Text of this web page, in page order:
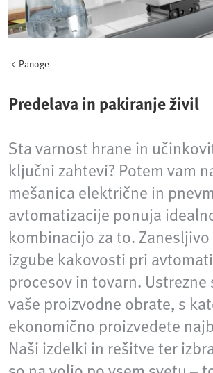
Panoge
Predelava in pakiranje živil
Sta varnost hrane in
ključni zahtevi? Potem vam
mešanica električne in
avtomatizacije ponuja
kombinacijo za to.
izgube kakovosti pri
procesov in tovarn. Ustrezne
vaše proizvodne obrate, s
ekonomično proizvedete
Naši izdelki in rešitve ter